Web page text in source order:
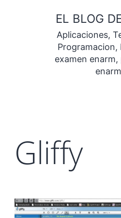
contenido
EL BLOG
Aplicaciones,
Programacion,
examen
enarm
Gliffy